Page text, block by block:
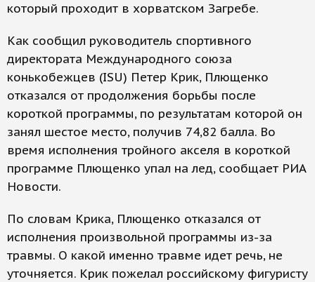
который проходит в хорватском Загребе.
Как сообщил руководитель спортивного
директората Международного союза
конькобежцев (ISU) Петер Крик, Плющенко
отказался от продолжения борьбы после
короткой программы, по результатам которой он
занял шестое место, получив 74,82 балла. Во
время исполнения тройного акселя в короткой
программе Плющенко упал на лед, сообщает РИА
Новости.
По словам Крика, Плющенко отказался от
исполнения произвольной программы из-за
травмы. О какой именно травме идет речь, не
уточняется. Крик пожелал российскому фигуристу